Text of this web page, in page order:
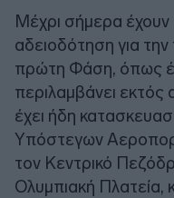
Μέχρι σήμερα έχουν
αδειοδότηση για
πρώτη Φάση, όπως
περιλαμβάνει
έχει ήδη
Υπόστεγων
τον Κεντρικό
Ολυμπιακή Πλατεία,